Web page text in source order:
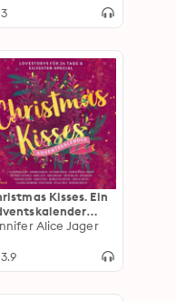
3
Kisses. Ein
Kisses. Ein
Alice Jager
3.9